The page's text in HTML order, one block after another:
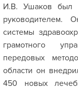
И.В. Ушаков был
руководителем.
системы
грамотного
передовых
области он
450 новых